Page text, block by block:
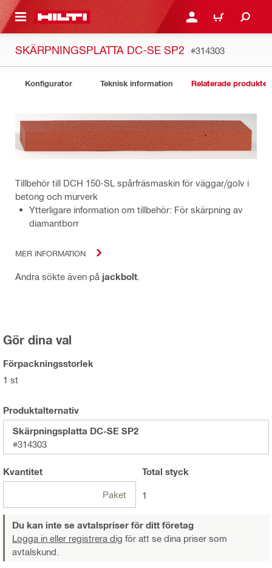
GÅ TILL HUVUDSIDAN LOGGA IN ELLER
VARUKORG
SKÄRPNINGSPLATTA DC-SE SP2 #314303
Konfigurator Teknisk information Relaterade produkter
Tillbehör till DCH 150-SL spårfräsmaskin för väggar/golv i
betong och murverk
Ytterligare information om tillbehör: För skärpning av
diamantborr
MER INFORMATION
Andra sökte även på jackbolt
Gör dina val
Förpackningsstorlek
1 st
Produktalternativ
Skärpningsplatta DC-SE SP2
#314303
Kvantitet
Paket
Total styck
1
Du kan inte se avtalspriser för ditt företag
Logga in eller registrera dig för att se dina priser som
avtalskund.